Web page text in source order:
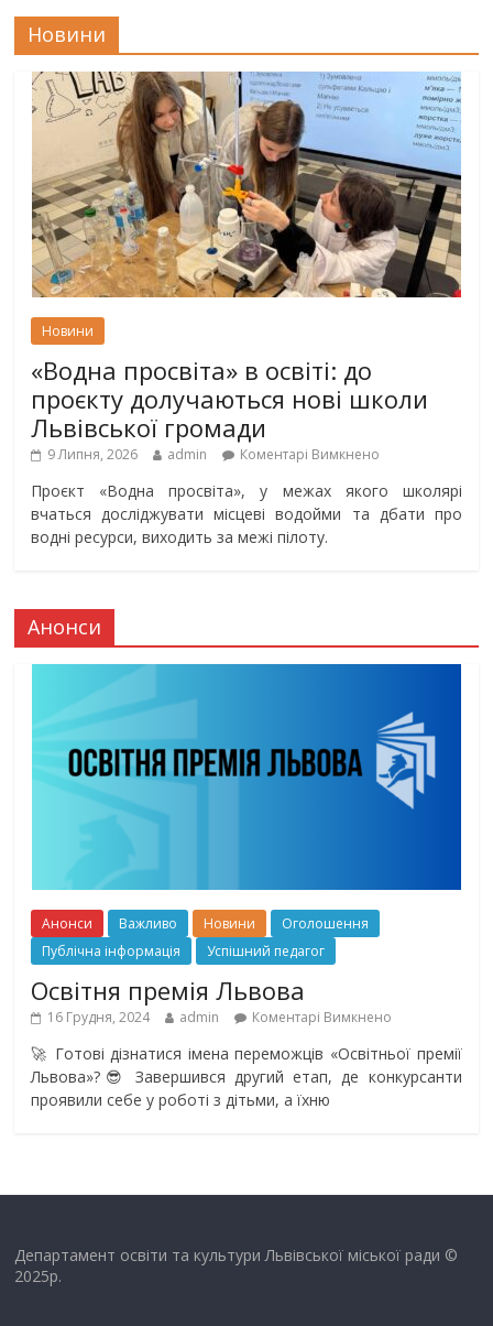
Новини
Новини
«Водна просвіта» в освіті: до
проєкту долучаються нові школи
Львівської громади
9 Липня, 2026 admin Коментарі Вимкнено
Проєкт «Водна просвіта», у межах якого школярі
вчаться досліджувати місцеві водойми та дбати про
водні ресурси, виходить за межі пілоту.
Анонси
Анонси Важливо Новини
Оголошення
Публічна інформація
Успішний педагог
Освітня премія Львова
16 Грудня, 2024 admin Коментарі Вимкнено
🚀 Готові дізнатися імена переможців «Освітньої премії
Львова»?😎 Завершився другий етап, де конкурсанти
проявили себе у роботі з дітьми, а їхню
Департамент освіти та культури Львівської міської ради ©
2025р.